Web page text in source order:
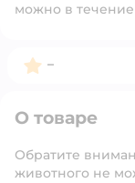
можно в течение
Рейтинг:
–
О товаре
Обратите
животного не